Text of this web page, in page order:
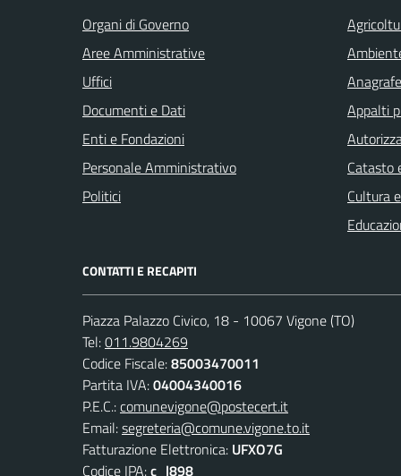
Organi di Governo
Aree Amministrative
Uffici
Documenti e Dati
Enti e Fondazioni
Personale Amministrativo
Politici
Appalti
Catasto
Cultura
CONTATTI E RECAPITI
Piazza Palazzo Civico, 18 - 10067 Vigone (TO)
Tel:011.9804269
Codice Fiscale:85003470011
Partita IVA:04004340016
P.E.C.:comunevigone@postecert.it
Email:segreteria@comune.vigone.to.it
Fatturazione Elettronica: UFXO7G
Codice IPA:c_l898